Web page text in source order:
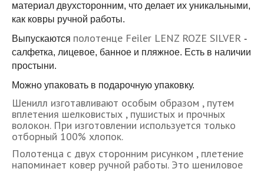
материал двухсторонним, что делает их уникальными,
как ковры ручной работы.
Выпускаются полотенце Feiler LENZ ROZE SILVER -
салфетка, лицевое, банное и пляжное. Есть в наличии
простыни.
Можно упаковать в подарочную упаковку.
Шенилл изготавливают особым образом , путем
вплетения шелковистых , пушистых и прочных
волокон. При изготовлении используется только
отборный 100% хлопок.
Полотенца с двух сторонним рисунком , плетение
напоминает ковер ручной работы. Это шениловое